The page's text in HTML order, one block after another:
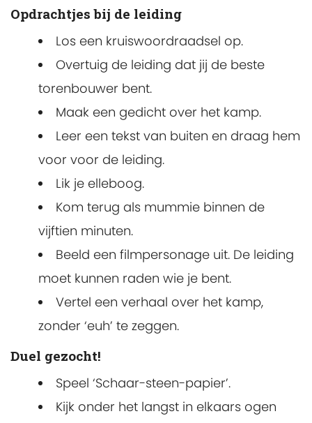
Opdrachtjes bij de leiding
Los een kruiswoordraadsel op.
Overtuig de leiding dat jij de beste
torenbouwer bent.
Maak een gedicht over het kamp.
Leer een tekst van buiten en draag hem
voor voor de leiding.
Lik je elleboog.
Kom terug als mummie binnen de
vijftien minuten.
Beeld een filmpersonage uit. De leiding
moet kunnen raden wie je bent.
Vertel een verhaal over het kamp,
zonder ‘euh’ te zeggen.
Duel gezocht!
Speel ‘Schaar-steen-papier’.
Kijk onder het langst in elkaars ogen